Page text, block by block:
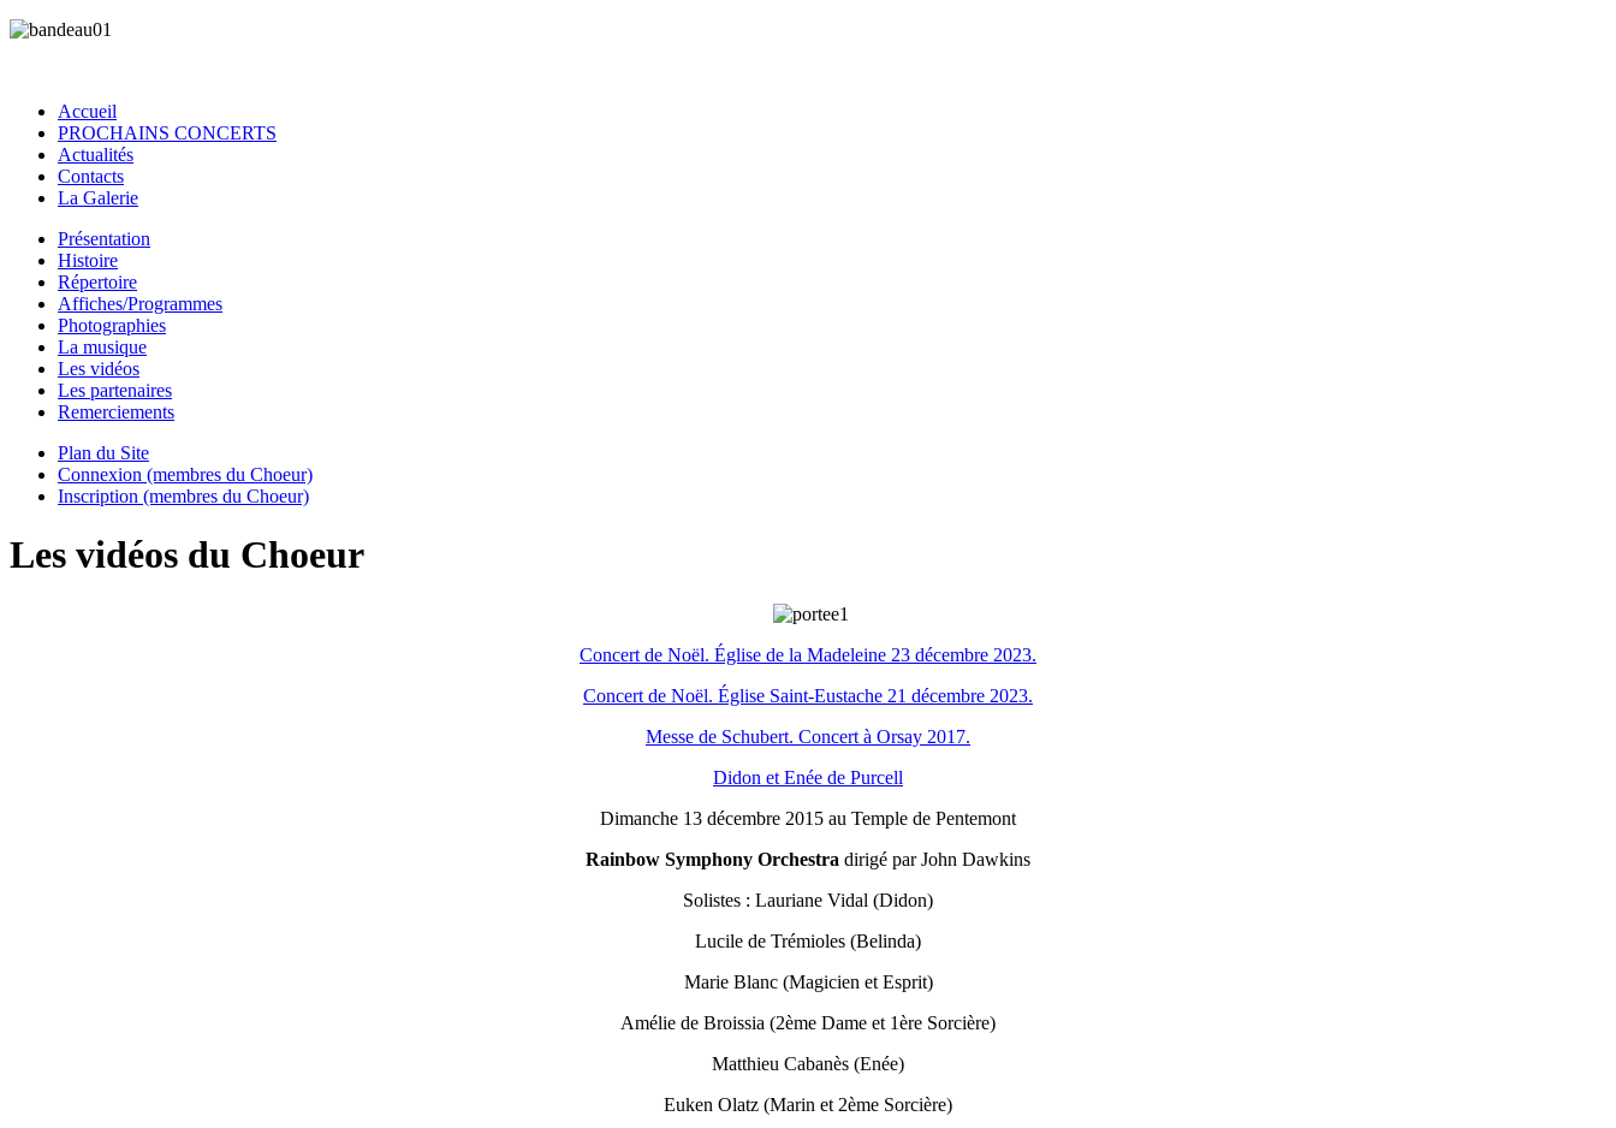
Accueil
PROCHAINS CONCERTS
Actualités
Contacts
La Galerie
Présentation
Histoire
Répertoire
Affiches/Programmes
Photographies
La musique
Les vidéos
Les partenaires
Remerciements
Plan du Site
Connexion (membres du Choeur)
Inscription (membres du Choeur)
Les vidéos du Choeur
Concert de Noël. Église de la Madeleine 23 décembre 2023.
Concert de Noël. Église Saint-Eustache 21 décembre 2023.
Messe de Schubert. Concert à Orsay 2017.
Didon et Enée de Purcell
Dimanche 13 décembre 2015 au Temple de Pentemont
Rainbow Symphony Orchestra dirigé par John Dawkins
Solistes : Lauriane Vidal (Didon)
Lucile de Trémioles (Belinda)
Marie Blanc (Magicien et Esprit)
Amélie de Broissia (2ème Dame et 1ère Sorcière)
Matthieu Cabanès (Enée)
Euken Olatz (Marin et 2ème Sorcière)